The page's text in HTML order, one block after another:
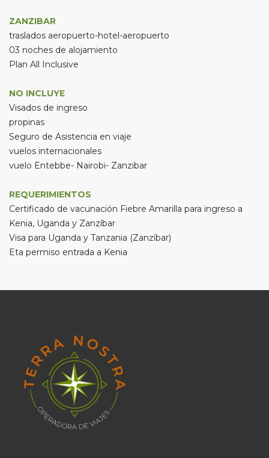
ZANZIBAR
traslados aeropuerto-hotel-aeropuerto
03 noches de alojamiento
Plan All Inclusive
NO INCLUYE
Visados de ingreso
propinas
Seguro de Asistencia en viaje
vuelos internacionales
vuelo Entebbe- Nairobi- Zanzibar
REQUERIMIENTOS
Certificado de vacunación Fiebre Amarilla para ingreso a
Kenia, Uganda y Zanzíbar
Visa para Uganda y Tanzania (Zanzíbar)
Eta permiso entrada a Kenia